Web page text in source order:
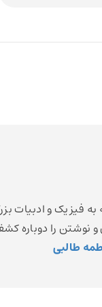
فیزیک و ادبیات
را دوباره
طالبی